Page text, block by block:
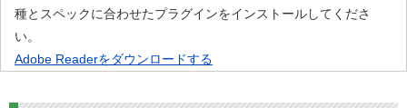
種とスペックに合わせたプラグインをインストールしてくださ
い。
Adobe Readerをダウンロードする